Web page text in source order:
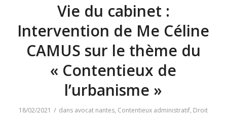
Vie du cabinet :
Intervention de Me Céline
CAMUS sur le thème du
« Contentieux de
l’urbanisme »
18/02/2021 / dans avocat nantes, Contentieux administratif, Droit